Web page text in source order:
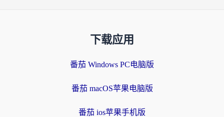
下载应用
番茄 Windows PC电脑版
番茄 macOS苹果电脑版
番茄 ios苹果手机版